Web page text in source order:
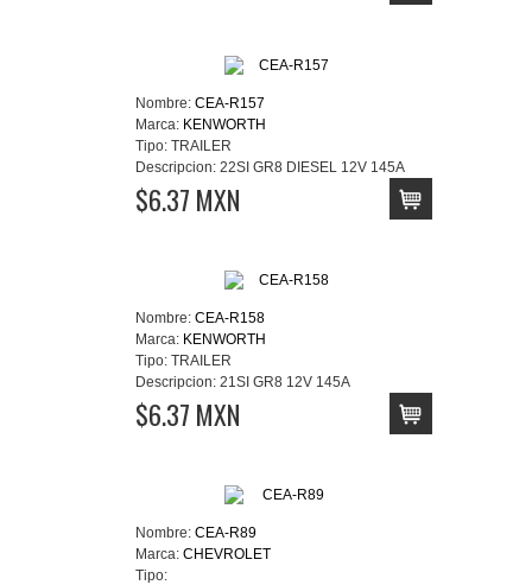
Nombre: CEA-R157
Marca: KENWORTH
Tipo: TRAILER
Descripcion: 22SI GR8 DIESEL 12V 145A
$6.37 MXN
Nombre: CEA-R158
Marca: KENWORTH
Tipo: TRAILER
Descripcion: 21SI GR8 12V 145A
$6.37 MXN
Nombre: CEA-R89
Marca: CHEVROLET
Tipo: